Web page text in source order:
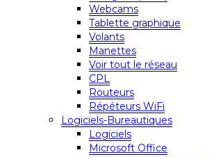
Webcams
Tablette graphique
Volants
Manettes
Voir tout le réseau
CPL
Routeurs
Répéteurs WiFi
Logiciels-Bureautiques
Logiciels
Microsoft Office